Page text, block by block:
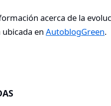
acerca de la
en AutoblogGreen.